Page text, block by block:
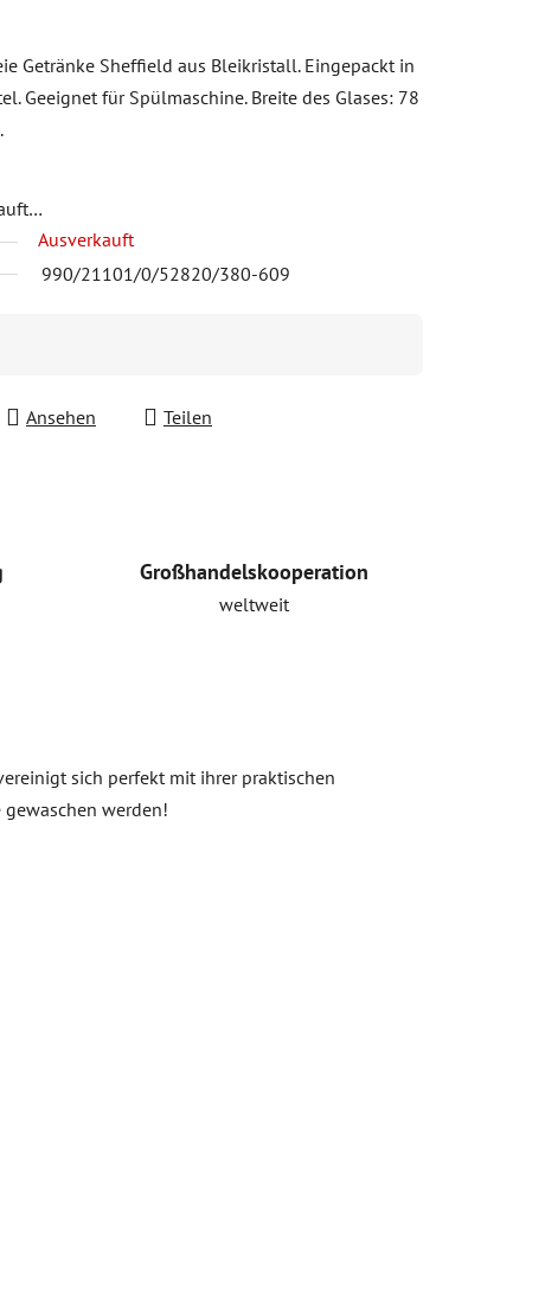
Getränke Sheffield aus Bleikristall. Eingepackt in
Geeignet für Spülmaschine. Breite des Glases: 78
Ausverkauft
990/21101/0/52820/380-609
Ansehen Teilen
Großhandelskooperation
weltweit
sich perfekt mit ihrer praktischen
werden!